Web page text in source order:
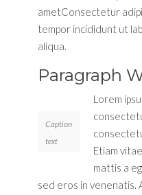
ametConsectetur
tempor incididunt ut
aliqua.
Paragraph
Caption
text
Lorem
Etiam
mattis a
sed eros in venenatis.